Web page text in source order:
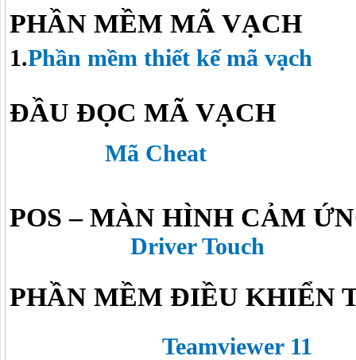
PHẦN MỀM MÃ VẠCH
1.Phần mềm thiết kế mã vạch
ĐẦU ĐỌC MÃ VẠCH
Mã Cheat
POS – MÀN HÌNH CẢM
Driver Touch
PHẦN MỀM ĐIỀU KHIỂN
Teamviewer 11